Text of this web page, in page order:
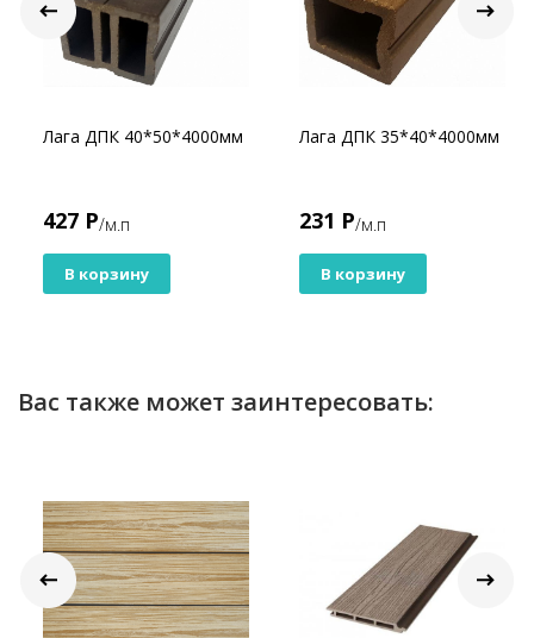
Лага ДПК 40*50*4000мм
427 Р/м.п
В корзину
Лага ДПК 35*40*4000мм
231 Р/м.п
В корзину
Вас также может заинтересовать: